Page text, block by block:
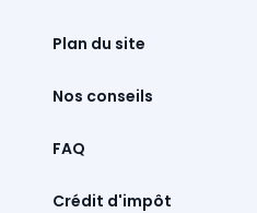
Plan du site
Nos conseils
FAQ
Crédit d'impôt